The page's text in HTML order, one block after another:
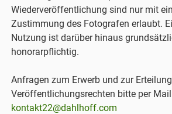
Wiederveröffentlichung sind nur mit
Zustimmung des Fotografen erlaubt.
Nutzung ist darüber hinaus
honorarpflichtig.
Anfragen zum Erwerb und zur
Veröffentlichungsrechten bitte per
kontakt22@dahlhoff.com